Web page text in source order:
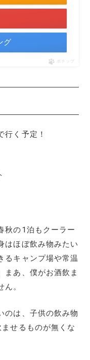
グ
ポチップ
行く予定！
秋の1泊もクーラー
はほぼ飲み物みたい
るキャンプ場や常温
まあ、僕がお酒飲ま
。
のは、子供の飲み物
せるものが無くな